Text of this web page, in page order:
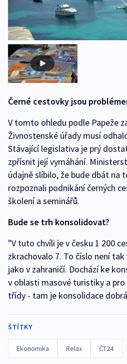
Černé cestovky jsou
V tomto ohledu podle Papeže
Živnostenské úřady musí
Stávající legislativa je prý
zpřísnit její vymáhání.
údajně slíbilo, že bude dbát na
rozpoznali podnikání černých
školení a seminářů.
Bude se trh konsolidovat?
"V tuto chvíli je v česku 1 200
zkrachovalo 7. To číslo není
jako v zahraničí. Dochází ke
v oblasti masové turistiky a
třídy - tam je konsolidace
ŠTÍTKY
Ekonomika Relax ČT24